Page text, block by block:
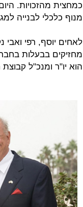
כמחצית מהזכויות.
מנוף כלכלי לבנייה
לאחים יוסף, רפי
מחזיקים בבעלות
הוא יו"ר ומנכ"ל